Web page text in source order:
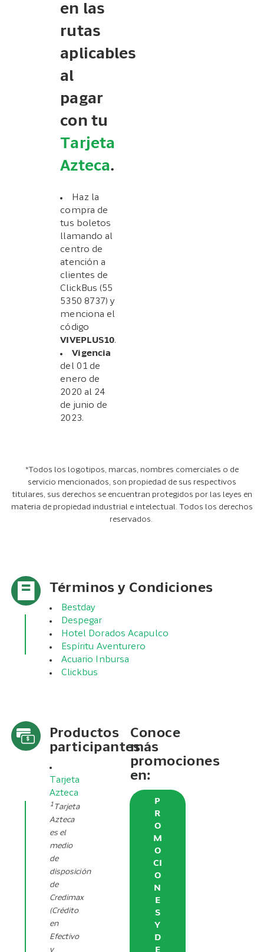
en las
rutas
aplicables
al
pagar
con tu
Tarjeta
Azteca.
Haz la
compra de
tus boletos
llamando al
centro de
atención a
clientes de
ClickBus (55
5350 8737) y
menciona el
código
VIVEPLUS10.
Vigencia
del 01 de
enero de
2020 al 24
de junio de
2023.
*Todos los logotipos, marcas, nombres comerciales o de
servicio mencionados, son propiedad de sus respectivos
titulares, sus derechos se encuentran protegidos por las leyes en
materia de propiedad industrial e intelectual. Todos los derechos
reservados.
Términos y Condiciones
Bestday
Despegar
Hotel Dorados Acapulco
Espíritu Aventurero
Acuario Inbursa
Clickbus
Productos
participantes
Tarjeta
Azteca
1 Tarjeta
Azteca
es el
medio
de
disposición
de
Credimax
(Crédito
en
Efectivo
Conoce
más
promociones
en:
P
R
O
M
O
CI
O
N
E
S
Y
D